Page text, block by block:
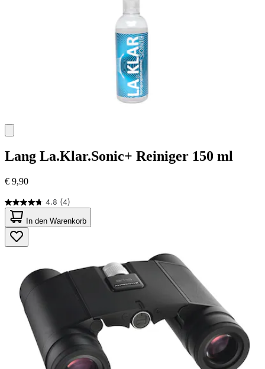
Lang La.Klar.Sonic+ Reiniger 150 ml
€ 9,90
4.8 (4)
4.8
von
5
Sternen.
4
In den Warenkorb